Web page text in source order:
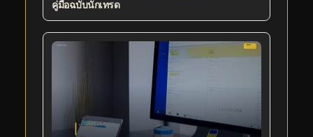
คู่มือฉบับนักเทรด